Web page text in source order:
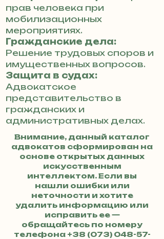
прав человека при
мобилизационных
мероприятиях.
Гражданские дела:
Решение трудовых споров и
имущественных вопросов.
Защита в судах:
Адвокатское
представительство в
гражданских и
административных делах.
Внимание, данный каталог
адвокатов сформирован на
основе открытых данных
искусственным
интеллектом. Если вы
нашли ошибки или
неточности и хотите
удалить информацию или
исправить ее —
обращайтесь по номеру
телефона +38 (073) 048-57-